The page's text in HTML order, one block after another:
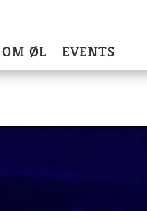
OM ØL EVENTS